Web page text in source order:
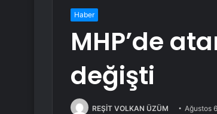
Haber
MHP’de
değişti
REŞİT VOLKAN ÜZÜM Ağustos